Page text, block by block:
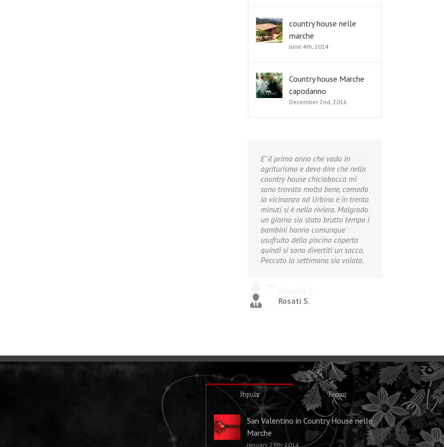
country house nelle
marche
June 4th, 2014
Country house Marche
capodanno
December 2nd, 2016
E’ il primo anno che vado in
agriturismo e devo dire che nella
country house chiciabocca mi
sono trovata molto bene, comoda
la vicinanza ad Urbino e in trenta
minuti si è nella riviera. Malgrado
un giorno sia stato brutto tempo i
bambini hanno comunque
usufruito della piscina coperta
quindi si sono divertiti un sacco.
Peccato la settimana sia volata.
Rosati S.
Popular Recent
San Valentino in Country House nelle
Marche